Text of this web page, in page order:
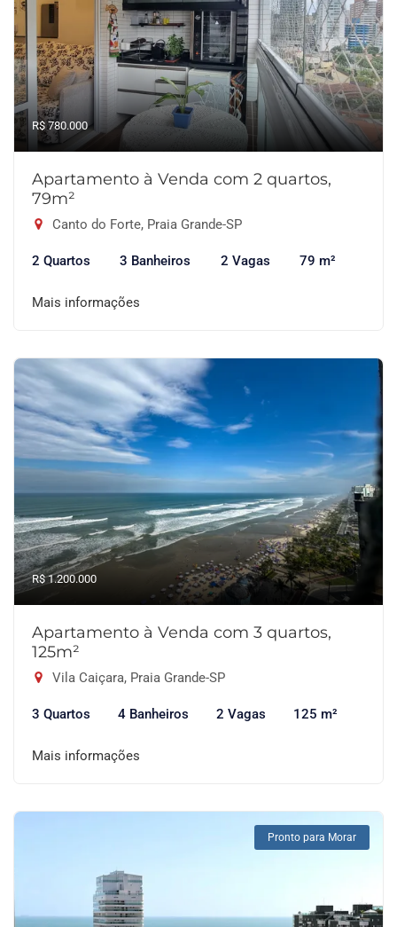
R$ 780.000
Apartamento à Venda com 2 quartos,
79m²
Canto do Forte, Praia Grande-SP
2 Quartos 3 Banheiros 2 Vagas 79 m²
Mais informações
R$ 1.200.000
Apartamento à Venda com 3 quartos,
125m²
Vila Caiçara, Praia Grande-SP
3 Quartos 4 Banheiros 2 Vagas 125 m²
Mais informações
Pronto para Morar